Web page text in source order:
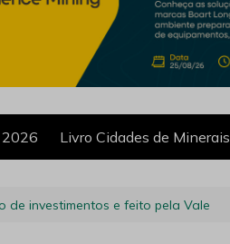
Livro Cidades de Minerais
de investimentos e feito pela Vale